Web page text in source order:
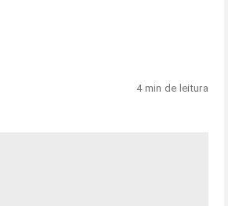
4 min de leitura